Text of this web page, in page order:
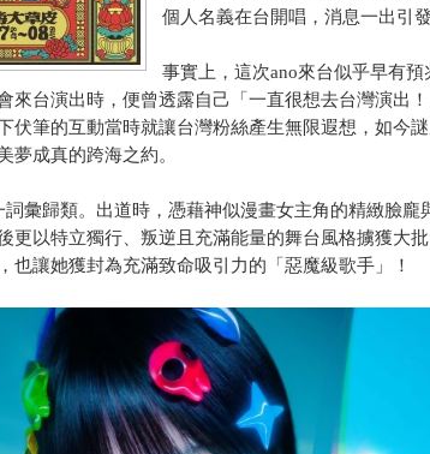
個人名義在台開唱，消息一出引
事實上，這次ano來台似乎早有
來台演出時，便曾透露自己「一直很想去台灣演出
伏筆的互動當時就讓台灣粉絲產生無限遐想，如今
夢成真的跨海之約。
詞彙歸類。出道時，憑藉神似漫畫女主角的精緻臉龐
更以特立獨行、叛逆且充滿能量的舞台風格擄獲大
也讓她獲封為充滿致命吸引力的「惡魔級歌手」！